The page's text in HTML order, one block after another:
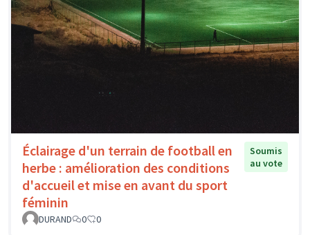
Éclairage d'un terrain de football en
herbe : amélioration des conditions
d'accueil et mise en avant du sport
féminin
Soumis
au vote
DURAND 0 0